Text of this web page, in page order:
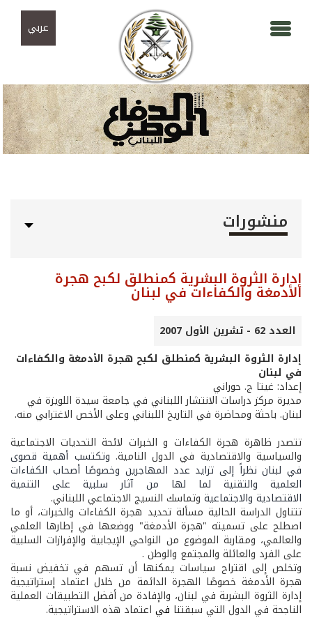
عربي
منشورات
إدارة الثروة البشرية كمنطلق لكبح هجرة
الأدمغة والكفاءات في لبنان
العدد 62 - تشرين الأول 2007
إدارة الثروة البشرية كمنطلق لكبح هجرة الأدمغة والكفاءات
في لبنان
إعداد: غيتا ج. حوراني
مديرة مركز دراسات الانتشار اللبناني في جامعة سيدة اللويزة في
لبنان. باحثة ومحاضرة في التاريخ اللبناني وعلى الأخص الاغترابي منه.
تتصدر ظاهرة هجرة الكفاءات و الخبرات لائحة التحديات الاجتماعية
والسياسية والاقتصادية في الدول النامية. وتكتسب أهمية قصوى
في لبنان نظراً إلى تزايد عدد المهاجرين وخصوصًا أصحاب الكفاءات
العلمية والتقنية لما لها من آثار سلبية على التنمية
الاقتصادية والاجتماعية وتماسك النسيج الاجتماعي اللبناني.
تتناول الدراسة الحالية مسألة تحديد هجرة الكفاءات والخبرات، أو ما
اصطلح على تسميته "هجرة الأدمغة" ووضعها في إطارها العلمي
والعالمي، ومقاربة الموضوع من النواحي الإيجابية والإفرازات السلبية
على الفرد والعائلة والمجتمع والوطن .
وتخلص إلى اقتراح سياسات يمكنها أن تسهم في تخفيض نسبة
هجرة الأدمغة خصوصًا الهجرة الدائمة من خلال اعتماد إستراتيجية
إدارة الثروة البشرية في لبنان، والإفادة من أفضل التطبيقات العملية
الناجحة في الدول التي سبقتنا في اعتماد هذه الاستراتيجية.